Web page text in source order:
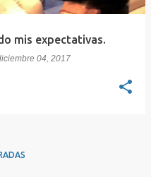
mis expectativas.
04, 2017